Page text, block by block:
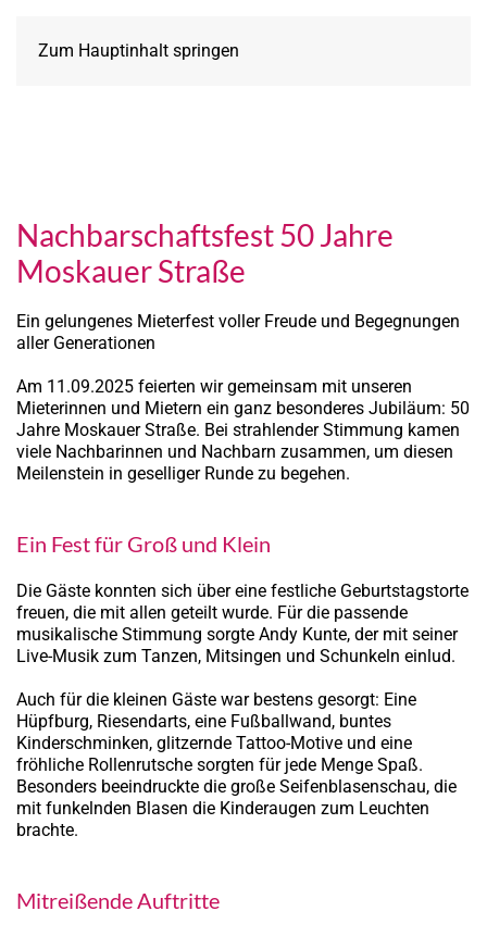
Zum Hauptinhalt springen
Nachbarschaftsfest 50 Jahre
Moskauer Straße
Ein gelungenes Mieterfest voller Freude und Begegnungen
aller Generationen
Am 11.09.2025 feierten wir gemeinsam mit unseren
Mieterinnen und Mietern ein ganz besonderes Jubiläum: 50
Jahre Moskauer Straße. Bei strahlender Stimmung kamen
viele Nachbarinnen und Nachbarn zusammen, um diesen
Meilenstein in geselliger Runde zu begehen.
Ein Fest für Groß und Klein
Die Gäste konnten sich über eine festliche Geburtstagstorte
freuen, die mit allen geteilt wurde. Für die passende
musikalische Stimmung sorgte Andy Kunte, der mit seiner
Live-Musik zum Tanzen, Mitsingen und Schunkeln einlud.
Auch für die kleinen Gäste war bestens gesorgt: Eine
Hüpfburg, Riesendarts, eine Fußballwand, buntes
Kinderschminken, glitzernde Tattoo-Motive und eine
fröhliche Rollenrutsche sorgten für jede Menge Spaß.
Besonders beeindruckte die große Seifenblasenschau, die
mit funkelnden Blasen die Kinderaugen zum Leuchten
brachte.
Mitreißende Auftritte